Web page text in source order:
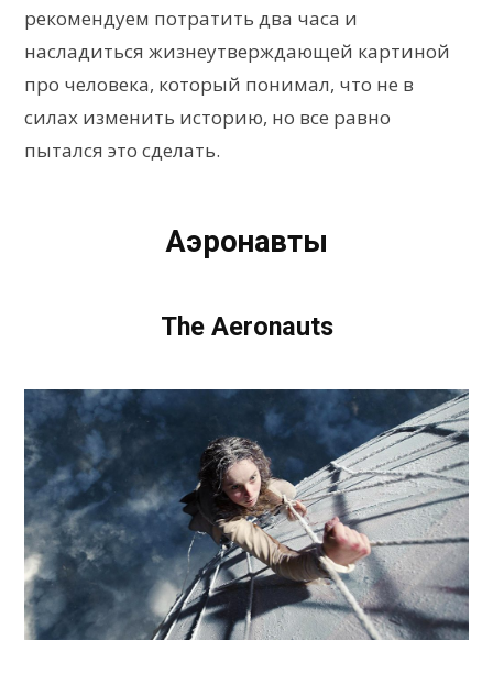
рекомендуем потратить два часа и
насладиться жизнеутверждающей картиной
про человека, который понимал, что не в
силах изменить историю, но все равно
пытался это сделать.
Аэронавты
The Aeronauts